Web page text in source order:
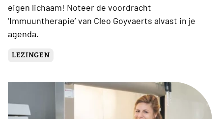
eigen lichaam! Noteer de voordracht
‘Immuuntherapie’ van Cleo Goyvaerts alvast in je
agenda.
LEZINGEN